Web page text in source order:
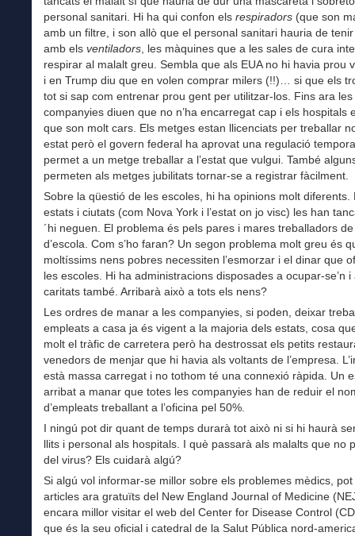
personal sanitari. Hi ha qui confon els respiradors (que son
amb un filtre, i son allò que el personal sanitari hauria de
amb els ventiladors , les màquines que a les sales de cura
respirar al malalt greu. Sembla que als EUA no hi havia prou
i en Trump diu que en volen comprar milers (!!)… si que els
tot si sap com entrenar prou gent per utilitzar-los. Fins ara les
companyies diuen que no n’ha encarregat cap i els hospitals
que son molt cars. Els metges estan llicenciats per treballar
estat però el govern federal ha aprovat una regulació
permet a un metge treballar a l’estat que vulgui. També
permeten als metges jubilitats tornar-se a registrar fàcilment.
Sobre la qüestió de les escoles, hi ha opinions molt diferents.
estats i ciutats (com Nova York i l’estat on jo visc) les han
´hi neguen. El problema és pels pares i mares treballadors
d’escola. Com s’ho faran? Un segon problema molt greu és
moltíssims nens pobres necessiten l’esmorzar i el dinar que
les escoles. Hi ha administracions disposades a ocupar-se’n i
caritats també. Arribarà això a tots els nens?
Les ordres de manar a les companyies, si poden, deixar
empleats a casa ja és vigent a la majoria dels estats, cosa
molt el tràfic de carretera però ha destrossat els petits
venedors de menjar que hi havia als voltants de l’empresa.
està massa carregat i no tothom té una connexió ràpida. Un
arribat a manar que totes les companyies han de reduir el
d’empleats treballant a l’oficina pel 50%.
I ningú pot dir quant de temps durarà tot això ni si hi haurà
llits i personal als hospitals. I què passarà als malalts que no
del virus? Els cuidarà algú?
Si algú vol informar-se millor sobre els problemes mèdics,
articles ara gratuïts del New England Journal of Medicine
encara millor visitar el web del Center for Disease Control
que és la seu oficial i catedral de la Salut Pública nord-